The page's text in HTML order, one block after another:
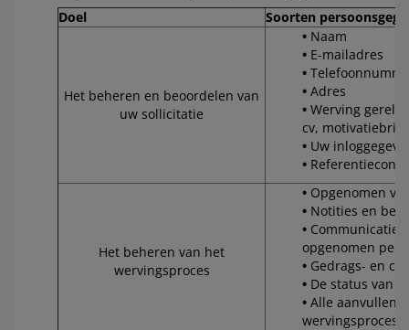
Doel
Soorten
Het beheren en beoordelen van
uw sollicitatie
Naam
E-mailadres
Adres
Werving
cv,
Uw
Het beheren van het
wervingsproces
Opgenomen
Notities en
Communicatie
opgenomen
Gedrags- en
De status van
Alle
wervingsproces